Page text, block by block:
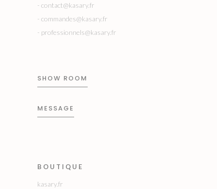
-contact@kasary.fr
-commandes@kasary.fr
- professionnels@kasary.fr
SHOW ROOM
MESSAGE
BOUTIQUE
kasary.fr